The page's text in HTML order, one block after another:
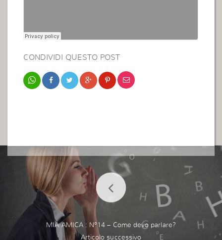
CONDIVIDI QUESTO POST
MIA AMICA : N°14 – Come devo parlare?